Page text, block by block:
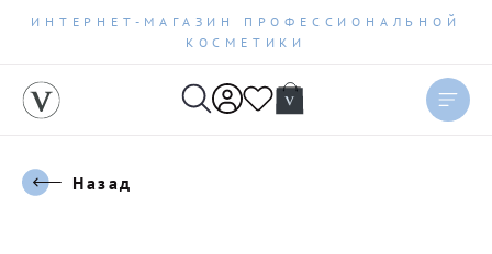
ИНТЕРНЕТ-МАГАЗИН ПРОФЕССИОНАЛЬНОЙ
КОСМЕТИКИ
Назад